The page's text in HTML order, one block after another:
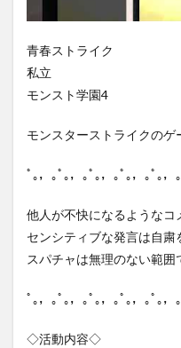
青春ストライク
私立
モンスト学園4
モンスターストライクのゲ
ﾟ｡，｡ﾟ｡，｡ﾟ｡，｡ﾟ｡，｡ﾟ｡，
他人が不快になるようなコ
センシティブな発言は自粛
スパチャは無理のない範囲
ﾟ｡，｡ﾟ｡，｡ﾟ｡，｡ﾟ｡，｡ﾟ｡，
◇活動内容◇